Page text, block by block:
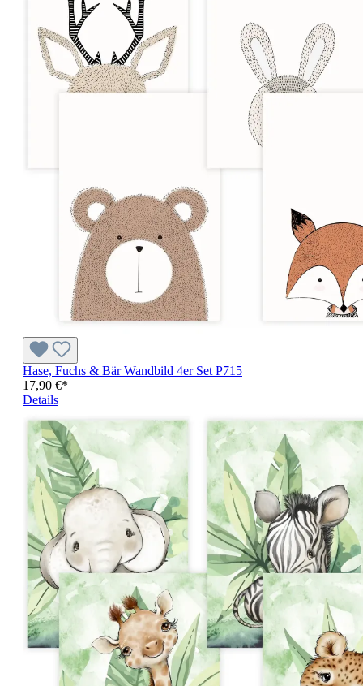
Hase, Fuchs & Bär Wandbild 4er Set P715
17,90 €*
Details